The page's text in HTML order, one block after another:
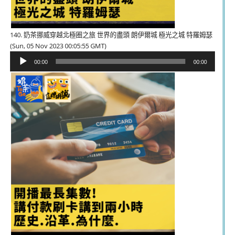
140. 奶茶挪威穿越北極圈之旅 世界的盡頭 朗伊爾城 極光之城 特羅姆瑟
(Sun, 05 Nov 2023 00:05:55 GMT)
播
放
器
00:00 00:00